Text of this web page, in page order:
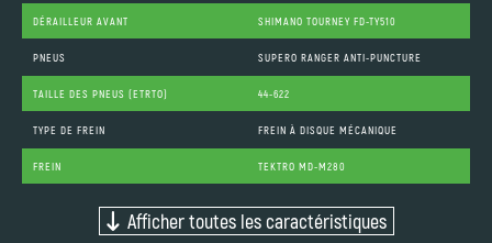
DÉRAILLEUR AVANT SHIMANO TOURNEY FD-TY510
PNEUS SUPERO RANGER ANTI-PUNCTURE
TAILLE DES PNEUS (ETRTO) 44-622
TYPE DE FREIN FREIN À DISQUE MÉCANIQUE
FREIN TEKTRO MD-M280
Afficher toutes les caractéristiques